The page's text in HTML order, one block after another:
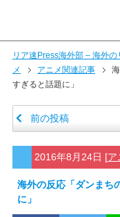
リア速Press海外部 – 海外
メ
アニメ関連記事
すぎると話題に」
前の投稿
2016年8月24日 [ア
海外の反応「ダンまち
に」